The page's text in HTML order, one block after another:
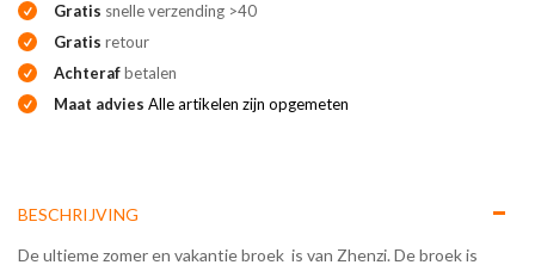
Gratis snelle verzending >40
Gratis retour
Achterafbetalen
Maat advies Alle artikelen zijn opgemeten
BESCHRIJVING
De ultieme zomer en vakantie broek is van Zhenzi. De broek is